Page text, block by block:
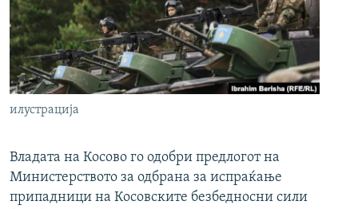
илустрација
Владата на Косово го одобри предлогот на
Министерството за одбрана за испраќање
припадници на Косовските безбедносни сили